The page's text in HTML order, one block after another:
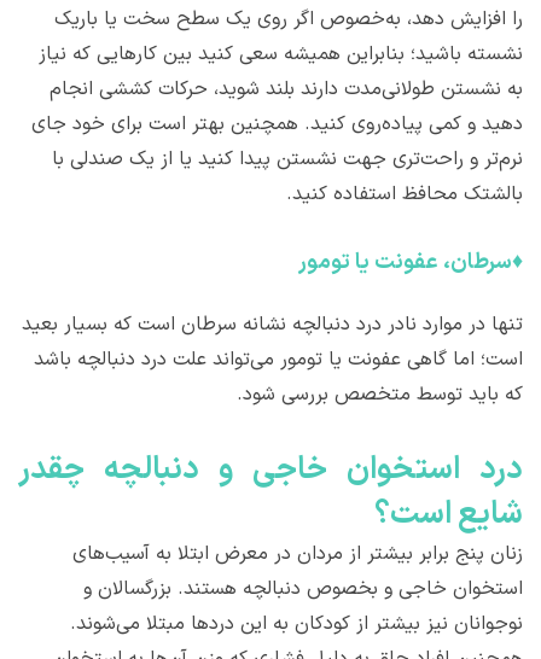
را افزایش دهد، به‌خصوص اگر روی یک سطح سخت یا باریک
نشسته باشید؛ بنابراین همیشه سعی کنید بین کارهایی که نیاز
به نشستن طولانی‌مدت دارند بلند شوید، حرکات کششی انجام
دهید و کمی پیاده‌روی کنید. همچنین بهتر است برای خود جای
نرم‌تر و راحت‌تری جهت نشستن پیدا کنید یا از یک صندلی با
بالشتک محافظ استفاده کنید.
♦سرطان، عفونت یا تومور
تنها در موارد نادر درد دنبالچه نشانه سرطان است که بسیار بعید
است؛ اما گاهی عفونت یا تومور می‌تواند علت درد دنبالچه باشد
که باید توسط متخصص بررسی شود.
درد استخوان خاجی و دنبالچه چقدر
شایع است؟
زنان پنج برابر بیشتر از مردان در معرض ابتلا به آسیب‌های
استخوان خاجی و بخصوص دنبالچه هستند. بزرگسالان و
نوجوانان نیز بیشتر از کودکان به این دردها مبتلا می‌شوند.